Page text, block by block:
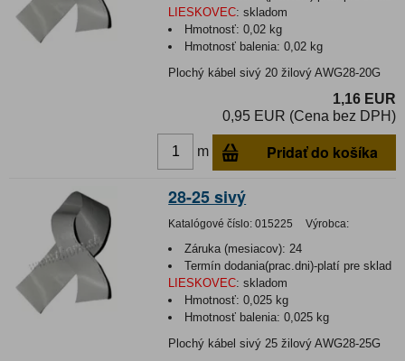
LIESKOVEC: skladom
Hmotnosť:0,02 kg
Hmotnosť balenia:0,02 kg
Plochý kábel sivý 20 žilový AWG28-20G
1,16 EUR
0,95 EUR (Cena bez DPH)
m Pridať do košíka
28-25 sivý
Katalógové číslo: 015225 Výrobca:
Záruka (mesiacov): 24
Termín dodania(prac.dni)-platí pre sklad
LIESKOVEC: skladom
Hmotnosť:0,025 kg
Hmotnosť balenia:0,025 kg
Plochý kábel sivý 25 žilový AWG28-25G